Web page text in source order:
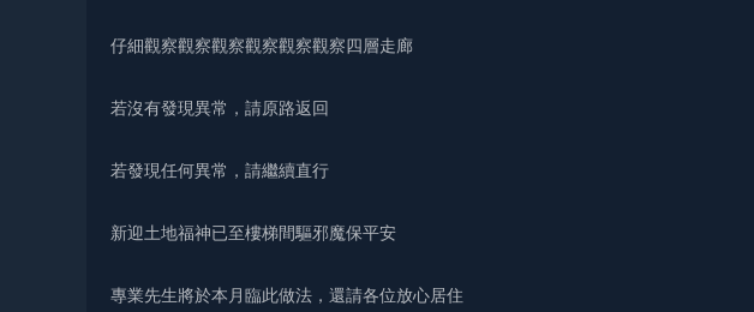
仔細觀察觀察觀察觀察觀察觀察四層走廊
若沒有發現異常，請原路返回
若發現任何異常，請繼續直行
新迎土地福神已至樓梯間驅邪魔保平安
專業先生將於本月臨此做法，還請各位放心居住